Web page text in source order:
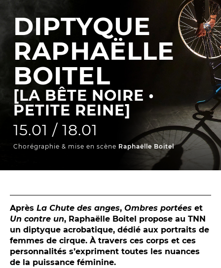
PRÉSENTATION
Muriel Mayette-Holtz
Le CDN
La Troupe et les élèves de l'ERACM
L’Équipe
Les Partenaires
LA SAISON
TOUTE LA SAISON
Les Tournées
LES RENDEZ-VOUS
Conversation intime
DIPTYQUE
RAPHAËLLE
BOITEL
[LA BÊTE NOIRE •
PETITE REINE]
15.01 / 18.01
Chorégraphie & mise en scène Raphaëlle Boitel
Après La Chute des anges, Ombres portées et
Un contre un, Raphaëlle Boitel propose au TNN
un diptyque acrobatique, dédié aux portraits de
femmes de cirque. À travers ces corps et ces
personnalités s’expriment toutes les nuances
de la puissance féminine.